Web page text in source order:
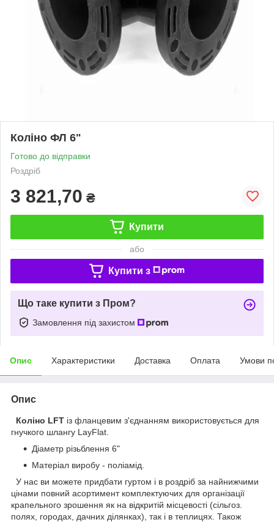
Коліно ФЛ 6"
Готово до відправки
Роздріб
3 821,70 ₴
Купити
або
Купити з
Що таке купити з Пром?
Замовлення під захистом
Опис Характеристики Доставка Оплата Умови
Опис
Коліно LFT із фланцевим з'єднанням використовується для
гнучкого шлангу LayFlat.
Діаметр різьблення 6"
Матеріал виробу - поліамід.
У нас ви можете придбати гуртом і в роздріб за найнижчими
цінами повний асортимент комплектуючих для організації
крапельного зрошення як на відкритій місцевості (сільгоз.
полях, городах, дачних ділянках), так і в теплицях. Також